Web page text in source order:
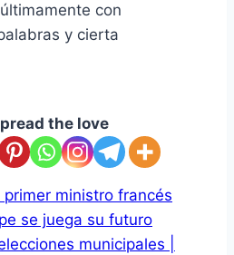
con
y cierta
the love
primer ministro francés
se juega su futuro
municipales |